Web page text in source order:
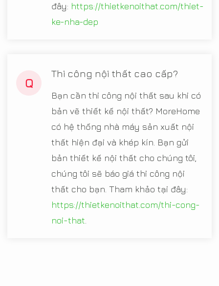
đây: https://thietkenoithat.com/thiet-
ke-nha-dep
Q
Thi công nội thất cao cấp?
Bạn cần thi công nội thất sau khi có
bản vẽ thiết kế nội thất? MoreHome
có hệ thống nhà máy sản xuất nội
thất hiện đại và khép kín. Bạn gửi
bản thiết kế nội thất cho chúng tôi,
chúng tôi sẽ báo giá thi công nội
thất cho bạn. Tham khảo tại đây:
https://thietkenoithat.com/thi-cong-
noi-that